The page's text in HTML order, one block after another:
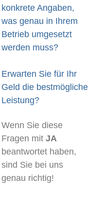
konkrete Angaben,
was genau in Ihrem
Betrieb umgesetzt
werden muss?
Erwarten Sie für Ihr
Geld die bestmögliche
Leistung?
Wenn Sie diese
Fragen mit JA
beantwortet haben,
sind Sie bei uns
genau richtig!